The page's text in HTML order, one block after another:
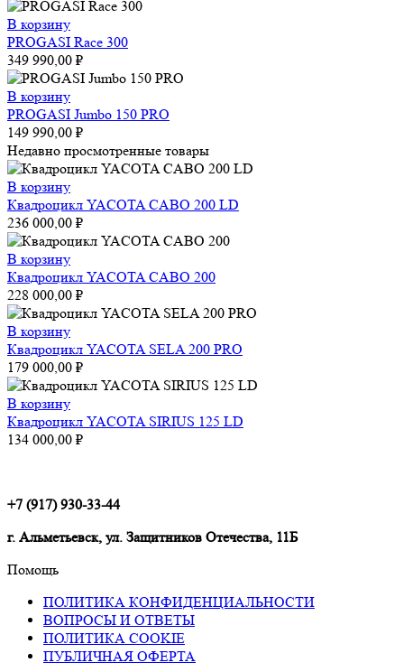
В корзину
PROGASI Race 300
349 990,00 ₽
В корзину
PROGASI Jumbo 150 PRO
149 990,00 ₽
Недавно просмотренные товары
В корзину
Квадроцикл YACOTA CABO 200 LD
236 000,00 ₽
В корзину
Квадроцикл YACOTA CABO 200
228 000,00 ₽
В корзину
Квадроцикл YACOTA SELA 200 PRO
179 000,00 ₽
В корзину
Квадроцикл YACOTA SIRIUS 125 LD
134 000,00 ₽
+7 (917) 930-33-44
г. Альметьевск, ул. Защитников Отечества, 11Б
Помощь
ПОЛИТИКА КОНФИДЕНЦИАЛЬНОСТИ
ВОПРОСЫ И ОТВЕТЫ
ПОЛИТИКА COOKIE
ПУБЛИЧНАЯ ОФЕРТА